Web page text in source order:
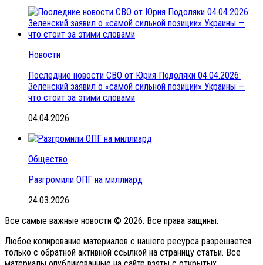
Новости
Последние новости СВО от Юрия Подоляки 04.04.2026:
Зеленский заявил о «самой сильной позиции» Украины —
что стоит за этими словами
04.04.2026
Общество
Разгромили ОПГ на миллиард
24.03.2026
Все самые важные новости © 2026. Все права защины.
Любое копирование материалов с нашего ресурса разрешается
только с обратной активной ссылкой на страницу статьи. Все